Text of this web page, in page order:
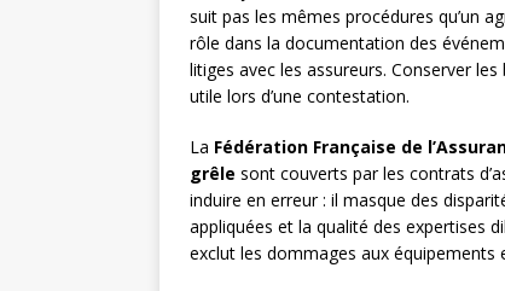
suit pas les mêmes procédures qu’un
rôle dans la documentation des
litiges avec les assureurs. Conserver
utile lors d’une contestation.
La Fédération Française de
grêle sont couverts par les contrats
induire en erreur : il masque des
appliquées et la qualité des expertises
exclut les dommages aux équipements